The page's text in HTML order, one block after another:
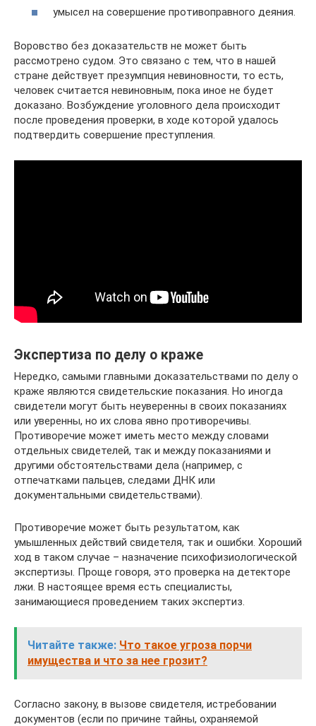
умысел на совершение противоправного деяния.
Воровство без доказательств не может быть
рассмотрено судом. Это связано с тем, что в нашей
стране действует презумпция невиновности, то есть,
человек считается невиновным, пока иное не будет
доказано. Возбуждение уголовного дела происходит
после проведения проверки, в ходе которой удалось
подтвердить совершение преступления.
Экспертиза по делу о краже
Нередко, самыми главными доказательствами по делу о
краже являются свидетельские показания. Но иногда
свидетели могут быть неуверенны в своих показаниях
или уверенны, но их слова явно противоречивы.
Противоречие может иметь место между словами
отдельных свидетелей, так и между показаниями и
другими обстоятельствами дела (например, с
отпечатками пальцев, следами ДНК или
документальными свидетельствами).
Противоречие может быть результатом, как
умышленных действий свидетеля, так и ошибки. Хороший
ход в таком случае – назначение психофизиологической
экспертизы. Проще говоря, это проверка на детекторе
лжи. В настоящее время есть специалисты,
занимающиеся проведением таких экспертиз.
Читайте также: Что такое угроза порчи
имущества и что за нее грозит?
Согласно закону, в вызове свидетеля, истребовании
документов (если по причине тайны, охраняемой